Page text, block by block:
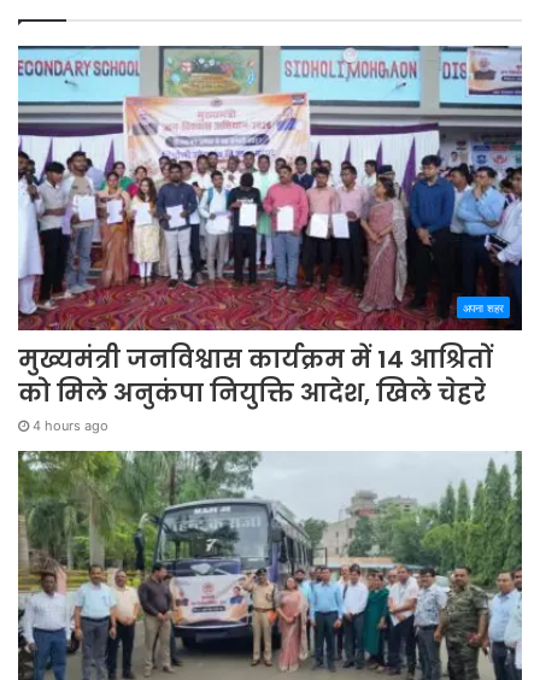
अपना शहर
मुख्यमंत्री जनविश्वास कार्यक्रम में 14 आश्रितों
को मिले अनुकंपा नियुक्ति आदेश, खिले चेहरे
4 hours ago